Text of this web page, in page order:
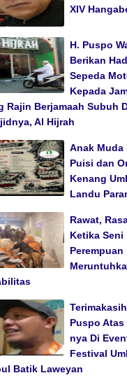
XIV
H. Puspo
Berikan
Sepeda
Kepada
Rajin Berjamaah Subuh
Al Hijrah
Anak Muda
Puisi dan
Kenang
Landu
Rawat,
Ketika Seni
Perempuan
Puspo
nya Di
Festival
Batik Laweyan